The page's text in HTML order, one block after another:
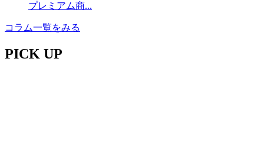
プレミアム商...
コラム一覧をみる
PICK UP